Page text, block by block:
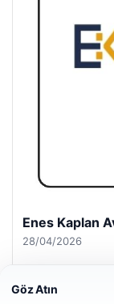
Enes Kaplan
28/04/2026
Göz Atın